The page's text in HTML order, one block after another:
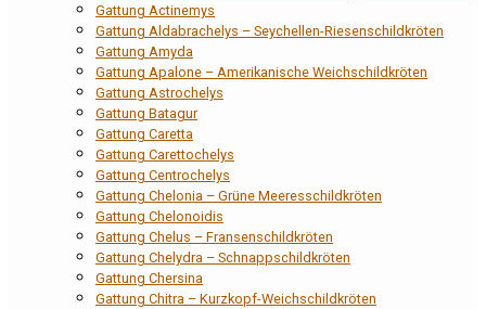
Gattung Actinemys
Gattung Aldabrachelys – Seychellen-Riesenschildkröten
Gattung Amyda
Gattung Apalone – Amerikanische Weichschildkröten
Gattung Astrochelys
Gattung Batagur
Gattung Caretta
Gattung Carettochelys
Gattung Centrochelys
Gattung Chelonia – Grüne Meeresschildkröten
Gattung Chelonoidis
Gattung Chelus – Fransenschildkröten
Gattung Chelydra – Schnappschildkröten
Gattung Chersina
Gattung Chitra – Kurzkopf-Weichschildkröten